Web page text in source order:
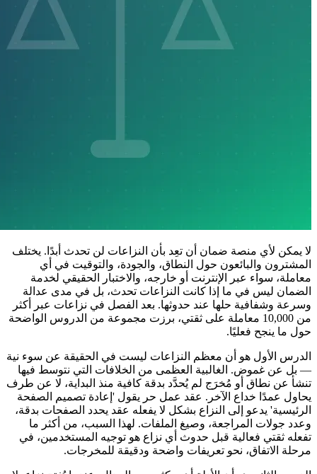
لا يمكن لأي منصة ضمان أن تعِد بأن النزاعات لن تحدث أبدًا. يختلف
المشترون والبائعون حول النطاق، والجودة، والتوقيت في أي
معاملة، سواء عبر الإنترنت أو خارجه، والاختبار الحقيقي لخدمة
الضمان ليس في ما إذا كانت النزاعات تحدث، بل في مدى عدالة
وسرعة وشفافية حلها عند حدوثها. بعد الفصل في نزاعات عبر أكثر
من 10,000 معاملة على ثقتي، برزت مجموعة من الدروس الواضحة
حول ما ينجح فعليًا.
الدرس الأول هو أن معظم النزاعات ليست في الحقيقة عن سوء نية
— بل عن غموض. الغالبية العظمى من الخلافات التي نتوسط فيها
تنشأ عن نطاق أو مُخرَج لم يُحدَّد بدقة كافية منذ البداية، لا عن طرف
يحاول عمدًا خداع الآخر. عقد عمل حر يقول 'إعادة تصميم الصفحة
الرئيسية' يدعو إلى النزاع بشكل لا يفعله عقد يحدد الصفحات بدقة،
وعدد جولات المراجعة، وصيغ الملفات. لهذا السبب، من أكثر ما
تفعله ثقتي فعالية قبل حدوث أي نزاع هو توجيه المستخدمين، في
مرحلة الاتفاق، نحو تعريفات واضحة ودقيقة للمخرجات.